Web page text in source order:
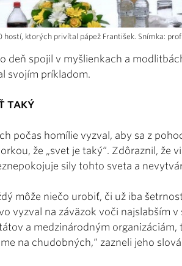
hostí, ktorých privítal pápež František. Snímka:
deň spojil v myšlienkach a
svojím príkladom.
TAKÝ
počas homílie vyzval, aby sa z
že „svet je taký“. Zdôraznil, že
sily tohto sveta a
môže niečo urobiť, či už iba
vyzval na záväzok voči najslabším
a medzinárodným
na chudobných,“ zazneli jeho